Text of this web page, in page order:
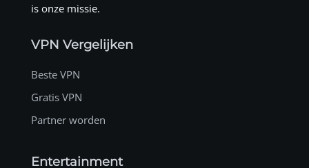
is onze missie.
VPN Vergelijken
Beste VPN
Gratis VPN
Partner worden
Entertainment